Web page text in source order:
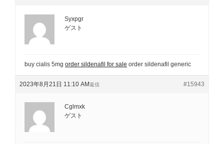
Syxpgr
ゲスト
buy cialis 5mg order sildenafil for sale order sildenafil generic
2023年8月21日 11:10 AM #15943
返信
Cglmxk
ゲスト